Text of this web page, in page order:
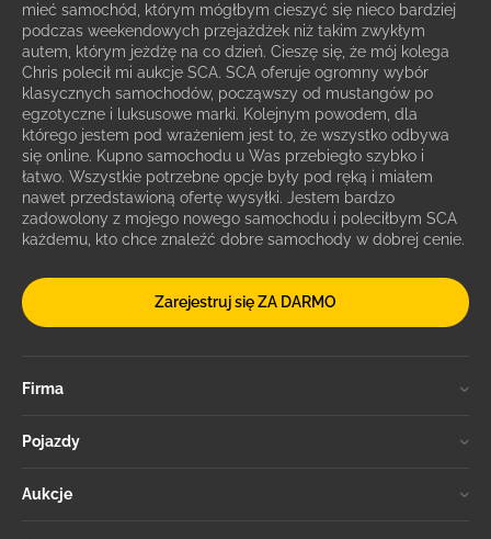
mieć samochód, którym mógłbym cieszyć się nieco bardziej
podczas weekendowych przejażdżek niż takim zwykłym
autem, którym jeżdżę na co dzień. Cieszę się, że mój kolega
Chris polecił mi aukcje SCA. SCA oferuje ogromny wybór
klasycznych samochodów, począwszy od mustangów po
egzotyczne i luksusowe marki. Kolejnym powodem, dla
którego jestem pod wrażeniem jest to, że wszystko odbywa
się online. Kupno samochodu u Was przebiegło szybko i
łatwo. Wszystkie potrzebne opcje były pod ręką i miałem
nawet przedstawioną ofertę wysyłki. Jestem bardzo
zadowolony z mojego nowego samochodu i poleciłbym SCA
każdemu, kto chce znaleźć dobre samochody w dobrej cenie.
Zarejestruj się ZA DARMO
Firma
Pojazdy
Aukcje